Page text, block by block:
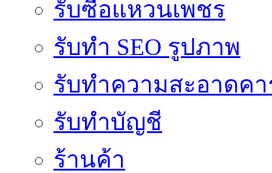
รับซื้อแหวนเพชร
รับทำ SEO รูปภาพ
รับทำความสะอาดค
รับทำบัญชี
ร้านค้า